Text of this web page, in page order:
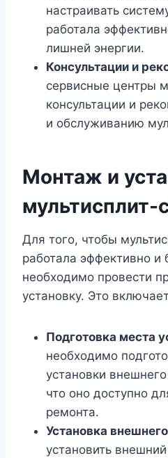
настраивать
работала
лишней энергии.
Консультации и
сервисные центры
консультации и
и обслуживанию
Монтаж и
мультисплит-
Для того, чтобы
работала эффективно и
необходимо провести
установку. Это
Подготовка места
необходимо
установки
что оно доступно
ремонта.
Установка
установить